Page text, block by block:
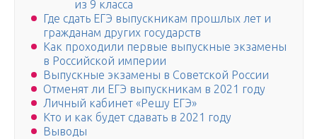
из 9 класса
Где сдать ЕГЭ выпускникам прошлых лет и
гражданам других государств
Как проходили первые выпускные экзамены
в Российской империи
Выпускные экзамены в Советской России
Отменят ли ЕГЭ выпускникам в 2021 году
Личный кабинет «Решу ЕГЭ»
Кто и как будет сдавать в 2021 году
Выводы